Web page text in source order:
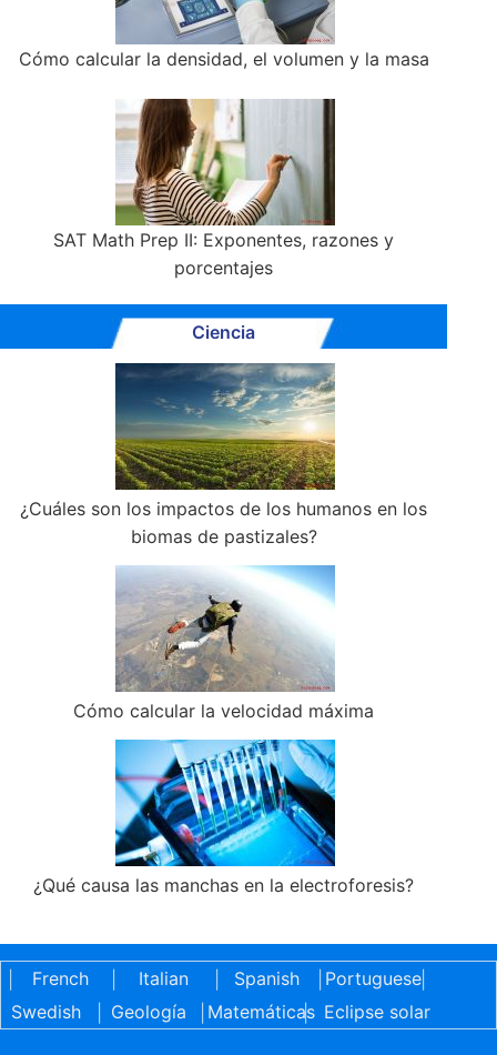
Cómo calcular la densidad, el volumen y la masa
SAT Math Prep II: Exponentes, razones y
porcentajes
Ciencia
¿Cuáles son los impactos de los humanos en los
biomas de pastizales?
Cómo calcular la velocidad máxima
¿Qué causa las manchas en la electroforesis?
French Italian Spanish Portuguese|
Swedish
Geología Matemáticas
| Eclipse solar